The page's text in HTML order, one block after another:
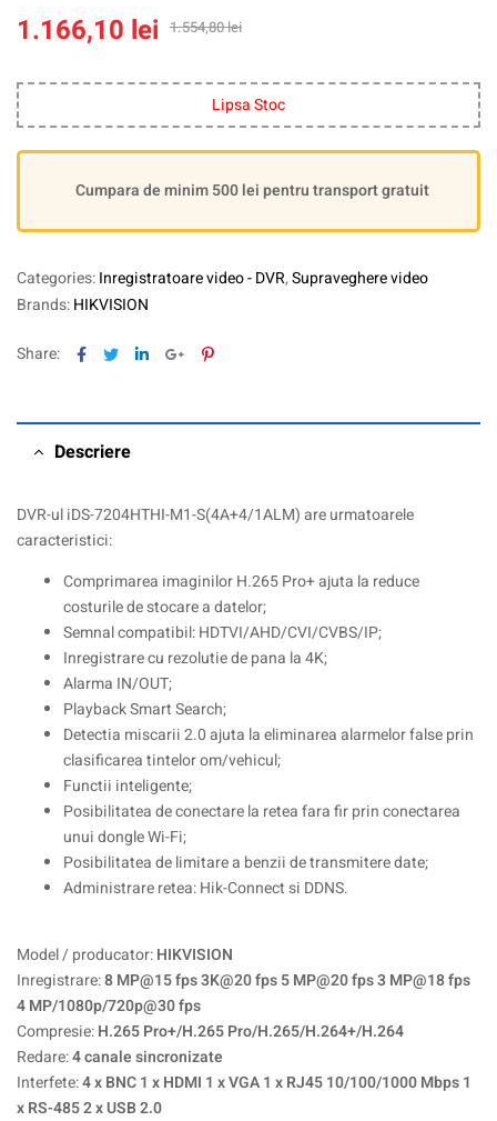
1.554,80lei
1.166,10 lei
Lipsa Stoc
Cumpara de minim 500 lei pentru transport gratuit
Categories:Inregistratoare video - DVR,Supraveghere video
Brands:HIKVISION
Share: Facebook
TwitterLinkedinGoogle+Pinterest
Descriere
DVR-ul iDS-7204HTHI-M1-S(4A+4/1ALM) are urmatoarele
caracteristici:
Comprimarea imaginilor H.265 Pro+ ajuta la reduce
costurile de stocare a datelor;
Semnal compatibil: HDTVI/AHD/CVI/CVBS/IP;
Inregistrare cu rezolutie de pana la 4K;
Alarma IN/OUT;
Playback Smart Search;
Detectia miscarii 2.0 ajuta la eliminarea alarmelor false prin
clasificarea tintelor om/vehicul;
Functii inteligente;
Posibilitatea de conectare la retea fara fir prin conectarea
unui dongle Wi-Fi;
Posibilitatea de limitare a benzii de transmitere date;
Administrare retea: Hik-Connect si DDNS.
Model / producator:HIKVISION
Inregistrare:8 MP@15 fps 3K@20 fps 5 MP@20 fps 3 MP@18 fps
4 MP/1080p/720p@30 fps
Compresie:H.265 Pro+/H.265 Pro/H.265/H.264+/H.264
Redare:4 canale sincronizate
Interfete:4 x BNC 1 x HDMI 1 x VGA 1 x RJ45 10/100/1000 Mbps 1
x RS-485 2 x USB 2.0